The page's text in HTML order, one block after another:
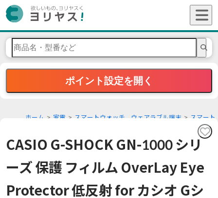
ポイント設定を開く
ホーム 家電 スマートウォッチ、ウェアラブル端末
スマート
CASIO G-SHOCK GN-1000 シリ
ーズ 保護 フィルム OverLay Eye
Protector 低反射 for カシオ Gシ